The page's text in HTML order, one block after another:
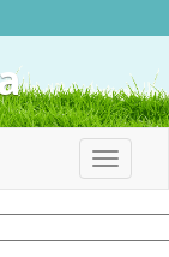
Toggle